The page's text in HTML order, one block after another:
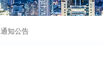
通知公告